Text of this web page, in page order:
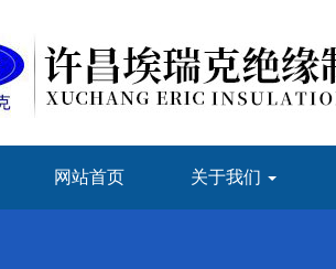
网站首页 关于我们